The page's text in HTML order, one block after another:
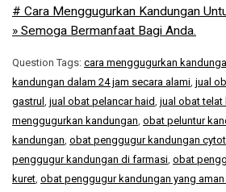
# Cara Menggugurkan Kandungan
» Semoga Bermanfaat Bagi Anda.
Question Tags: cara menggugurkan
kandungan dalam 24 jam secara alami jual
gastrul jual obat pelancar haid jual obat telat
menggugurkan kandungan obat peluntur
kandungan obat penggugur kandungan
penggugur kandungan di farmasi obat
kuret obat penggugur kandungan yang